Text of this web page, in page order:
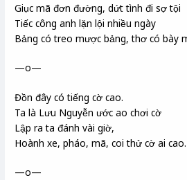
Giục mã đơn đường, dứt tình đi sợ tội
Tiếc công anh lặn lội nhiều ngày
Bảng có treo mược bảng, thơ có bày
—o—
Đồn đây có tiếng cờ cao.
Ta là Lưu Nguyễn ước ao chơi cờ
Lập ra ta đánh vài giờ,
Hoành xe, pháo, mã, coi thử cờ ai cao.
—o—